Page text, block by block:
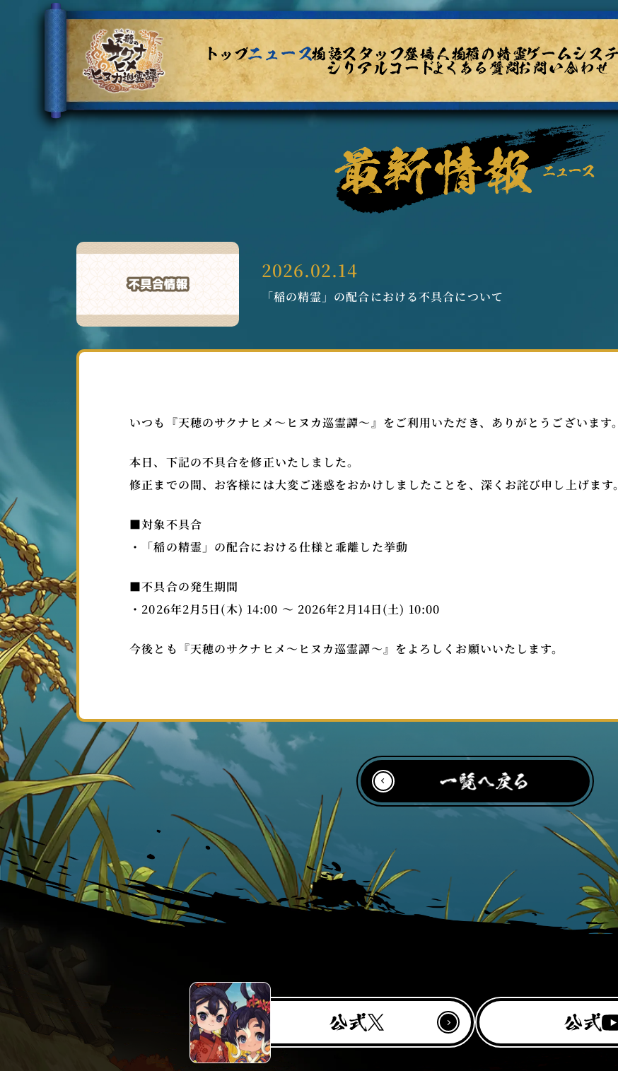
2026.02.14
「稲の精霊」の配合における不具合について
いつも『天穂のサクナヒメ～ヒヌカ巡霊譚～』をご利用いただき、ありがとうございます。
本日、下記の不具合を修正いたしました。
修正までの間、お客様には大変ご迷惑をおかけしましたことを、深くお詫び申し上げます。
■対象不具合
・「稲の精霊」の配合における仕様と乖離した挙動
■不具合の発生期間
・2026年2月5日(木) 14:00 ～ 2026年2月14日(土) 10:00
今後とも『天穂のサクナヒメ～ヒヌカ巡霊譚～』をよろしくお願いいたします。
公
式
X
公
式
Y
o